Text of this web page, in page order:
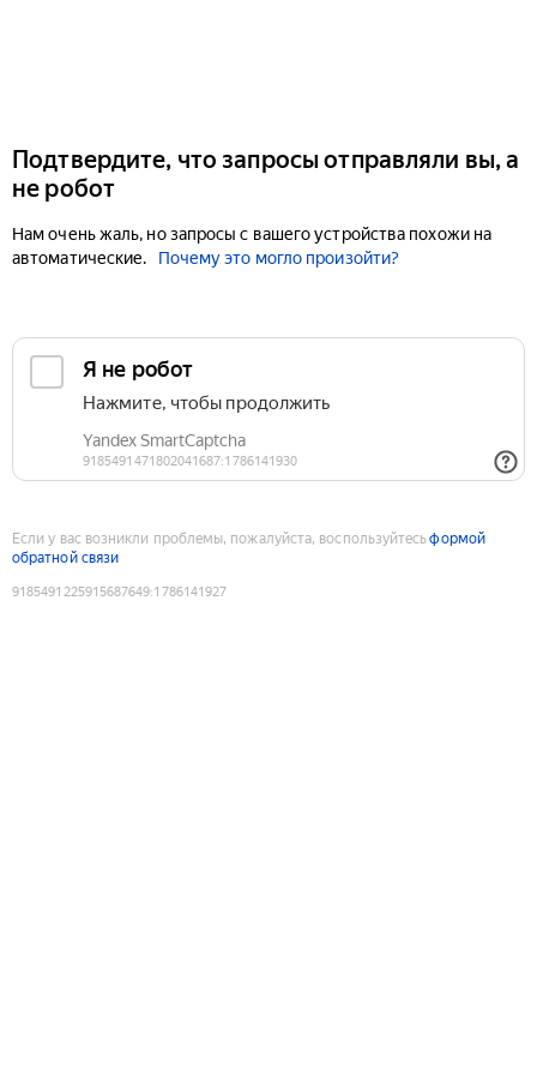
Подтвердите, что запросы отправляли вы, а
не робот
Нам очень жаль, но запросы с вашего устройства похожи на
автоматические.
Почему это могло произойти?
Если у вас возникли проблемы, пожалуйста, воспользуйтесьформой
обратной связи
9185491225915687649:1786141927